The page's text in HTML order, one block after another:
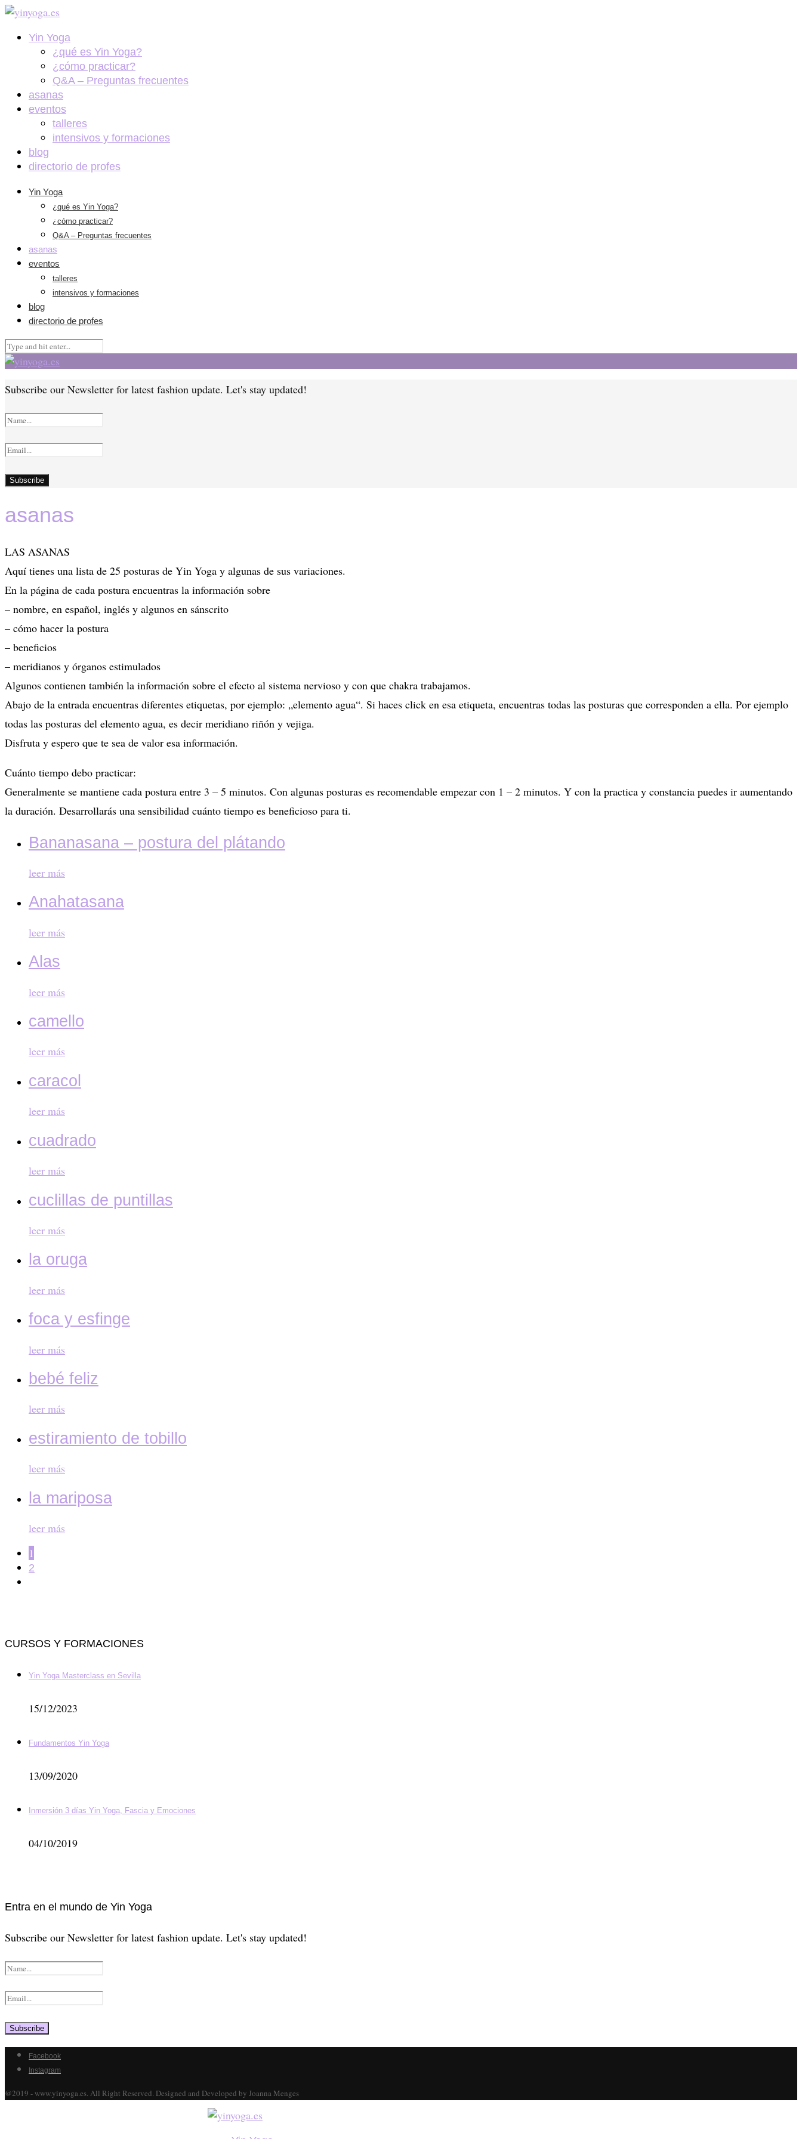
Yin Yoga
¿qué es Yin Yoga?
¿cómo practicar?
Q&A – Preguntas frecuentes
asanas
eventos
talleres
intensivos y formaciones
blog
directorio de profes
Yin Yoga
¿qué es Yin Yoga?
¿cómo practicar?
Q&A – Preguntas frecuentes
asanas
eventos
talleres
intensivos y formaciones
blog
directorio de profes
Subscribe our Newsletter for latest fashion update. Let's stay updated!
asanas
LAS ASANAS
Aquí tienes una lista de 25 posturas de Yin Yoga y algunas de sus variaciones.
En la página de cada postura encuentras la información sobre
– nombre, en español, inglés y algunos en sánscrito
– cómo hacer la postura
– beneficios
– meridianos y órganos estimulados
Algunos contienen también la información sobre el efecto al sistema nervioso y con que chakra trabajamos.
Abajo de la entrada encuentras diferentes etiquetas, por ejemplo: „elemento agua“. Si haces click en esa etiqueta, encuentras todas las posturas que corresponden a ella. Por ejemplo
todas las posturas del elemento agua, es decir meridiano riñón y vejiga.
Disfruta y espero que te sea de valor esa información.
Cuánto tiempo debo practicar:
Generalmente se mantiene cada postura entre 3 – 5 minutos. Con algunas posturas es recomendable empezar con 1 – 2 minutos. Y con la practica y constancia puedes ir aumentando
la duración. Desarrollarás una sensibilidad cuánto tiempo es beneficioso para ti.
Bananasana – postura del plátando
leer más
Anahatasana
leer más
Alas
leer más
camello
leer más
caracol
leer más
cuadrado
leer más
cuclillas de puntillas
leer más
la oruga
leer más
foca y esfinge
leer más
bebé feliz
leer más
estiramiento de tobillo
leer más
la mariposa
leer más
1
2
CURSOS Y FORMACIONES
Yin Yoga Masterclass en Sevilla
15/12/2023
Fundamentos Yin Yoga
13/09/2020
Inmersión 3 días Yin Yoga, Fascia y Emociones
04/10/2019
Entra en el mundo de Yin Yoga
Subscribe our Newsletter for latest fashion update. Let's stay updated!
Facebook
Instagram
@2019 - www.yinyoga.es. All Right Reserved. Designed and Developed by Joanna Menges